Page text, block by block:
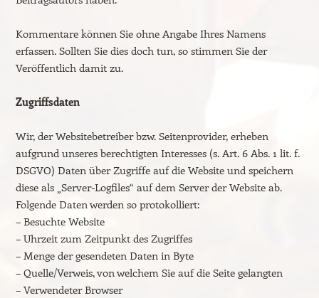
Kommentare können Sie ohne Angabe Ihres Namens
erfassen. Sollten Sie dies doch tun, so stimmen Sie der
Veröffentlich damit zu.
Zugriffsdaten
Wir, der Websitebetreiber bzw. Seitenprovider, erheben
aufgrund unseres berechtigten Interesses (s. Art. 6 Abs. 1 lit. f.
DSGVO) Daten über Zugriffe auf die Website und speichern
diese als „Server-Logfiles“ auf dem Server der Website ab.
Folgende Daten werden so protokolliert:
– Besuchte Website
– Uhrzeit zum Zeitpunkt des Zugriffes
– Menge der gesendeten Daten in Byte
– Quelle/Verweis, von welchem Sie auf die Seite gelangten
– Verwendeter Browser